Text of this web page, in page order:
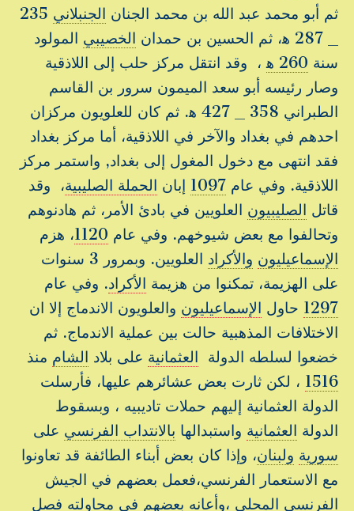
ثم أبو محمد عبد الله بن محمد الجنان الجنبلاني 235
الخصيبي المولود
سنة 260 ه‍
، وقد انتقل مركز حلب إلى اللاذقية
وصار رئيسه أبو سعد الميمون سرور بن القاسم
الطبراني 358 _ 427 ه‍. ثم كان للعلويون مركزان
احدهم في بغداد والآخر في اللاذقية، أما مركز بغداد
فقد انتهى مع دخول المغول إلى بغداد, واستمر مركز
اللاذقية. وفي عام 1097 إبان الحملة الصليبية، وقد
قاتل الصليبيون العلويين في بادئ الأمر، ثم هادنوهم
وتحالفوا مع بعض شيوخهم. وفي عام 1120، هزم
الإسماعيليون والأكراد
العلويين. وبمرور 3 سنوات
على الهزيمة، تمكنوا من هزيمة الأكراد. وفي عام
1297 حاول الإسماعيليون والعلويون الاندماج إلا ان
الاختلافات المذهبية حالت بين عملية الاندماج. ثم
خضعوا لسلطه الدولة العثمانية على بلاد الشام منذ
1516 ، لكن ثارت بعض عشائرهم عليها، فأرسلت
الدولة العثمانية إليهم حملات تاديبيه ، وبسقوط
الدولة العثمانية واستبدالها بالانتداب الفرنسي على
سورية ولبنان، وإذا كان بعض أبناء الطائفة قد تعاونوا
مع الاستعمار الفرنسي،فعمل بعضهم في الجيش
الفرنسي المحلى ،وأعانه بعضهم في محاولته فصل